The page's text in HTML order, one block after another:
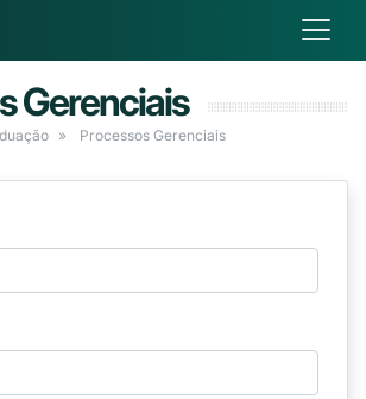
Gerenciais
Processos Gerenciais